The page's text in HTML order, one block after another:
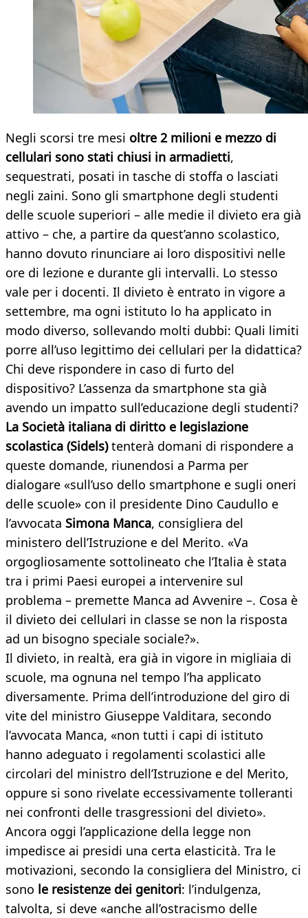
Negli scorsi tre mesi oltre 2 milioni e mezzo di
cellulari sono stati chiusi in armadietti,
sequestrati, posati in tasche di stoffa o lasciati
negli zaini. Sono gli smartphone degli studenti
delle scuole superiori – alle medie il divieto era già
attivo – che, a partire da quest’anno scolastico,
hanno dovuto rinunciare ai loro dispositivi nelle
ore di lezione e durante gli intervalli. Lo stesso
vale per i docenti. Il divieto è entrato in vigore a
settembre, ma ogni istituto lo ha applicato in
modo diverso, sollevando molti dubbi: Quali limiti
porre all’uso legittimo dei cellulari per la didattica?
Chi deve rispondere in caso di furto del
dispositivo? L’assenza da smartphone sta già
avendo un impatto sull’educazione degli studenti?
La Società italiana di diritto e legislazione
scolastica (Sidels)tenterà domani di rispondere a
queste domande, riunendosi a Parma per
dialogare «sull’uso dello smartphone e sugli oneri
delle scuole» con il presidente Dino Caudullo e
l’avvocata Simona Manca, consigliera del
ministero dell’Istruzione e del Merito. «Va
orgogliosamente sottolineato che l’Italia è stata
tra i primi Paesi europei a intervenire sul
problema – premette Manca ad Avvenire –. Cosa è
il divieto dei cellulari in classe se non la risposta
ad un bisogno speciale sociale?».
Il divieto, in realtà, era già in vigore in migliaia di
scuole, ma ognuna nel tempo l’ha applicato
diversamente. Prima dell’introduzione del giro di
vite del ministro Giuseppe Valditara, secondo
l’avvocata Manca, «non tutti i capi di istituto
hanno adeguato i regolamenti scolastici alle
circolari del ministro dell’Istruzione e del Merito,
oppure si sono rivelate eccessivamente tolleranti
nei confronti delle trasgressioni del divieto».
Ancora oggi l’applicazione della legge non
impedisce ai presidi una certa elasticità. Tra le
motivazioni, secondo la consigliera del Ministro, ci
sono le resistenze dei genitori: l’indulgenza,
talvolta, si deve «anche all’ostracismo delle